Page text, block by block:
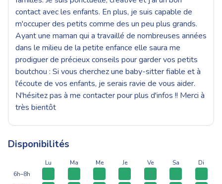
contact avec les enfants. En plus, je suis capable de
m'occuper des petits comme des un peu plus grands.
Ayant une maman qui a travaillé de nombreuses années
dans le milieu de la petite enfance elle saura me
prodiguer de précieux conseils pour garder vos petits
boutchou : Si vous cherchez une baby-sitter fiable et à
l'écoute de vos enfants, je serais ravie de vous aider.
N'hésitez pas à me contacter pour plus d'infos !! Merci à
très bientôt
Disponibilités
Lu Ma Me Je Ve Sa
Di
6h–8h